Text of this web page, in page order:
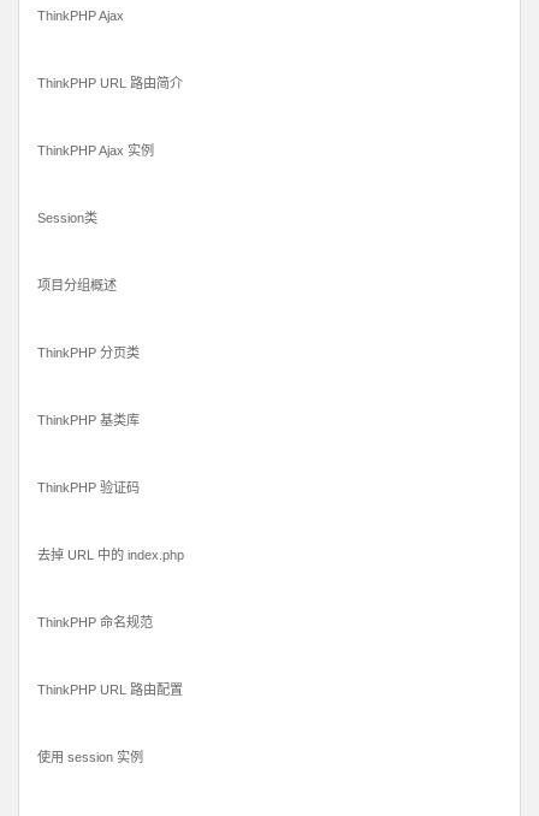
ThinkPHP Ajax
ThinkPHP URL 路由简介
ThinkPHP Ajax 实例
Session类
项目分组概述
ThinkPHP 分页类
ThinkPHP 基类库
ThinkPHP 验证码
去掉 URL 中的 index.php
ThinkPHP 命名规范
ThinkPHP URL 路由配置
使用 session 实例